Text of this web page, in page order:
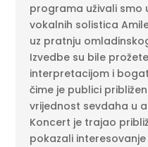
programa uživali smo
vokalnih solistica
uz pratnju
Izvedbe su bile
interpretacijom i
čime je publici
vrijednost sevdaha u
Koncert je trajao
pokazali